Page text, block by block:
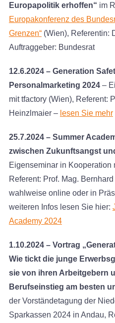
Europapolitik erhoffen“ im
Europakonferenz des
Grenzen“(Wien), Referentin:
Auftraggeber: Bundesrat
12.6.2024 – Generation
Personalmarketing 2024–
mit tfactory (Wien), Referent:
Heinzlmaier – lesen Sie mehr
25.7.2024 – Summer
zwischen Zukunftsangst
Eigenseminar in Kooperation
Referent: Prof. Mag.
wahlweise online oder in
weiteren Infos lesen Sie hier:
Academy 2024
1.10.2024 – Vortrag
Wie tickt die junge
sie von ihren Arbeitgebern
Berufseinstieg am besten
der Vorständetagung der
Sparkassen 2024 in Andau,